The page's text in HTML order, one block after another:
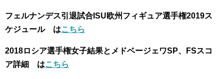
フェルナンデス引退試合ISU欧州フィギュア選手権2019ス
ケジュール はこちら
2018ロシア選手権女子結果とメドベージェワSP、FSスコ
ア詳細 はこちら